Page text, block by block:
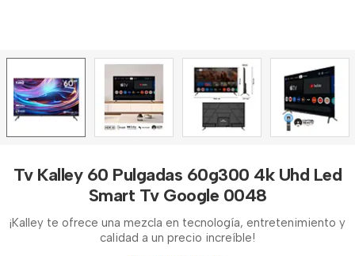
Tv Kalley 60 Pulgadas 60g300 4k Uhd Led
Smart Tv Google 0048
¡Kalley te ofrece una mezcla en tecnología, entretenimiento y
calidad a un precio increíble!